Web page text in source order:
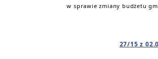
w sprawie zmiany budżetu
27/15 z